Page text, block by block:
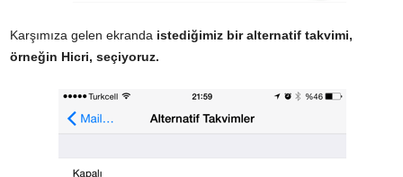
Karşımıza gelen ekranda istediğimiz bir alternatif takvimi,
örneğin Hicri, seçiyoruz.